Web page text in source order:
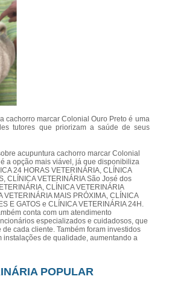
cachorro marcar Colonial Ouro Preto é uma
tutores que priorizam a saúde de seus
acupuntura cachorro marcar Colonial
a opção mais viável, já que disponibiliza
24 HORAS VETERINÁRIA, CLÍNICA
CLÍNICA VETERINÁRIA São José dos
CLÍNICA VETERINÁRIA
VETERINÁRIA MAIS PRÓXIMA, CLÍNICA
E GATOS e CLÍNICA VETERINÁRIA 24H.
conta com um atendimento
especializados e cuidadosos, que
cada cliente. Também foram investidos
instalações de qualidade, aumentando a
POPULAR